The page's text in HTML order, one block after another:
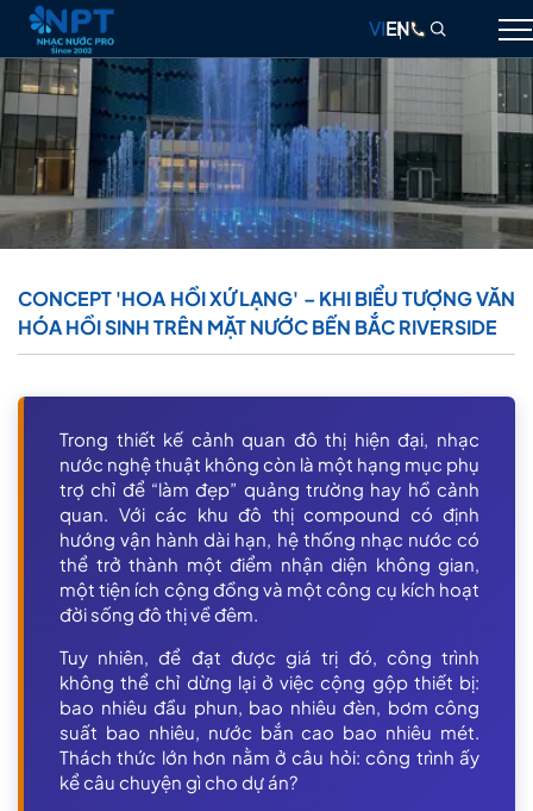
GIỚI THIỆU
NHẠC NƯỚC
ĐÀI PHUN NƯỚC
DỰ ÁN
LIÊN HỆ
VIEN
CONCEPT 'HOA HỒI XỨ LẠNG' – KHI BIỂU TƯỢNG VĂN
HÓA HỒI SINH TRÊN MẶT NƯỚC BẾN BẮC RIVERSIDE
Trong thiết kế cảnh quan đô thị hiện đại, nhạc
nước nghệ thuật không còn là một hạng mục phụ
trợ chỉ để “làm đẹp” quảng trường hay hồ cảnh
quan. Với các khu đô thị compound có định
hướng vận hành dài hạn, hệ thống nhạc nước có
thể trở thành một điểm nhận diện không gian,
một tiện ích cộng đồng và một công cụ kích hoạt
đời sống đô thị về đêm.
Tuy nhiên, để đạt được giá trị đó, công trình
không thể chỉ dừng lại ở việc cộng gộp thiết bị:
bao nhiêu đầu phun, bao nhiêu đèn, bơm công
suất bao nhiêu, nước bắn cao bao nhiêu mét.
Thách thức lớn hơn nằm ở câu hỏi: công trình ấy
kể câu chuyện gì cho dự án?